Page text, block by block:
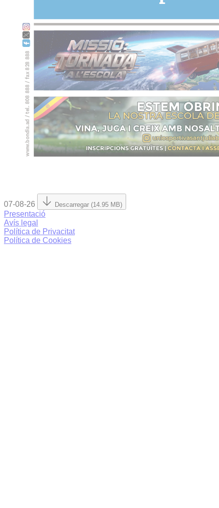
07-08-26 Descarregar (14.95 MB)
Presentació
Avís legal
Política de Privacitat
Política de Cookies